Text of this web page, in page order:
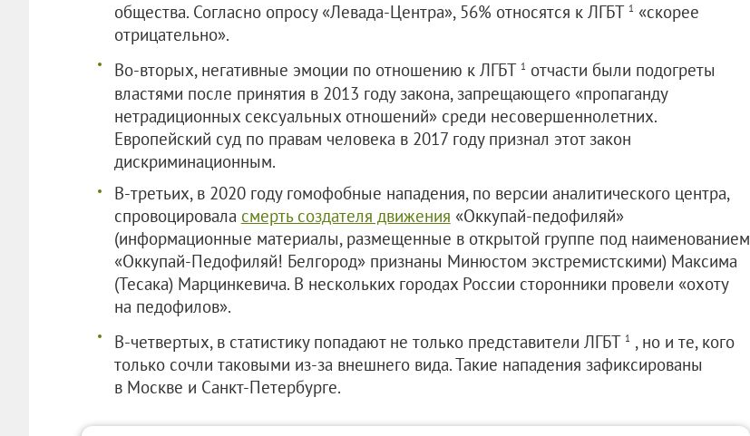
общества. Согласно опросу «Левада-Центра», 56% относятся к ЛГБТ 1 «скорее
отрицательно».
Во-вторых, негативные эмоции по отношению к ЛГБТ 1 отчасти были подогреты
властями после принятия в 2013 году закона, запрещающего «пропаганду
нетрадиционных сексуальных отношений» среди несовершеннолетних.
Европейский суд по правам человека в 2017 году признал этот закон
дискриминационным.
В-третьих, в 2020 году гомофобные нападения, по версии аналитического центра,
спровоцировала смерть создателя движения «Оккупай-педофиляй»
(информационные материалы, размещенные в открытой группе под наименованием
«Оккупай-Педофиляй! Белгород» признаны Минюстом экстремистскими) Максима
(Тесака) Марцинкевича. В нескольких городах России сторонники провели «охоту
на педофилов».
В-четвертых, в статистику попадают не только представители ЛГБТ 1 , но и те, кого
только сочли таковыми из-за внешнего вида. Такие нападения зафиксированы
в Москве и Санкт-Петербурге.